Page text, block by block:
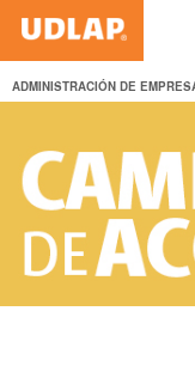
ADMINISTRACIÓN DE